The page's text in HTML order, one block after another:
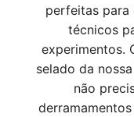
perfeitas para
técnicos
experimentos.
selado da
não